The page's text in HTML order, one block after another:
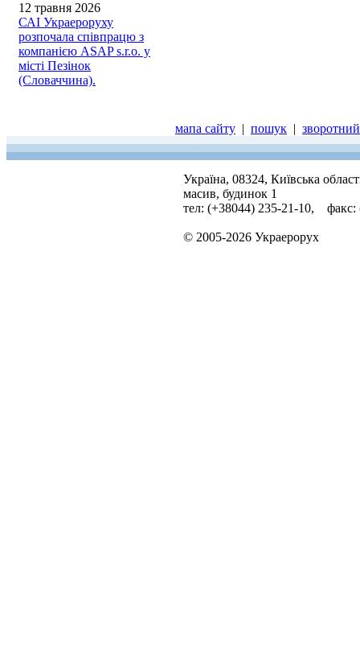
12 травня 2026
САІ Украероруху
розпочала співпрацю з
компанією ASAP s.r.o. у
місті Пезінок
(Словаччина).
мапа сайту | пошук |
Україна, 08324, Київська
масив, будинок 1
тел: (+38044) 235-21-10, факс:
© 2005-2026 Украерорух